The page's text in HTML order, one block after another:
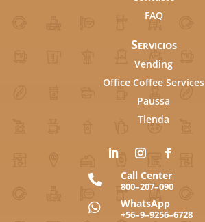
FAQ
Servicios
Vending
Office Coffee Services
Paussa
Tienda
 Call Center
800–207–090
 WhatsApp
+56–9–9256–6728